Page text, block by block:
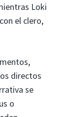
Loki
el clero,
directos
se
o